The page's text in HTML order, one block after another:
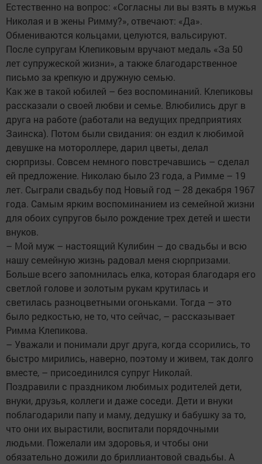
Естественно на вопрос: «Согласны ли вы взять в мужья
Николая и в жены Римму?», отвечают: «Да».
Обмениваются кольцами, целуются, вальсируют.
После супругам Клепиковым вручают медаль «За 50
лет супружеской жизни», а также благодарственное
письмо за крепкую и дружную семью.
Как же в такой юбилей – без воспоминаний. Клепиковы
рассказали о своей любви и семье. Влюбились друг в
друга на работе (работали на ведущих предприятиях
Заинска). Потом были свидания: он ездил к любимой
девушке на мотороллере, дарил цветы, делал
сюрпризы. Совсем немного повстречавшись – сделал
ей предложение. Николаю было 23 года, а Римме – 19
лет. Сыграли свадьбу под Новый год – 28 декабря 1967
года. Самым ярким воспоминанием из семейной жизни
для обоих супругов было рождение трех детей и шести
внуков.
– Мой муж – настоящий Кулибин – до свадьбы и всю
нашу семейную жизнь радовал меня сюрпризами.
Больше всего запомнилась елка, которая благодаря его
светлой голове и золотым рукам крутилась и
светилась разноцветными огоньками. Тогда – это
было редкостью, не то, что сейчас, – рассказывает
Римма Клепикова.
– Уважали и понимали друг друга, когда ссорились, то
быстро мирились, наверно, поэтому и живем, так долго
вместе, – присоединился супруг Николай.
Поздравили с праздником любимых родителей дети,
внуки, друзья, коллеги и даже соседи. Дети и внуки
поблагодарили папу и маму, дедушку и бабушку за то,
что они их вырастили, воспитали порядочными
людьми. Пожелали им здоровья, и чтобы они
обязательно дожили до бриллиантовой свадьбы. А